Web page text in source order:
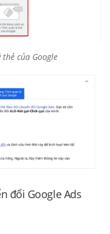
của Google
đổi Google Ads